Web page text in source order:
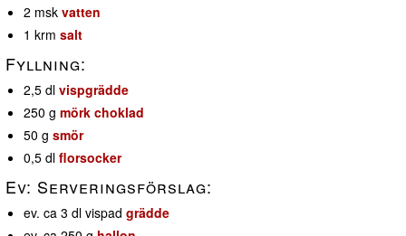
2 msk vatten
1 krm salt
Fyllning:
2,5 dl vispgrädde
250 g mörk choklad
50 g smör
0,5 dl florsocker
Ev: Serveringsförslag:
ev. ca 3 dl vispad grädde